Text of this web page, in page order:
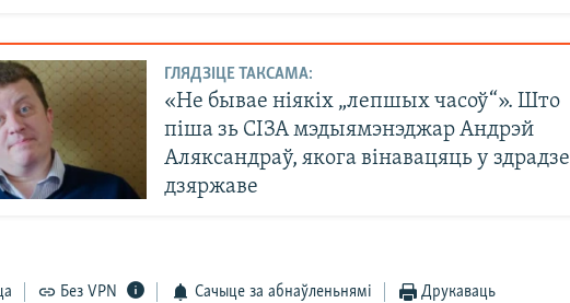
ГЛЯДЗІЦЕ ТАКСАМА:
«Не бывае ніякіх „лепшых часоў“». Што
піша зь СІЗА мэдыямэнэджар Андрэй
Аляксандраў, якога вінавацяць у здрадзе
дзяржаве
Без VPN Сачыце за абнаўленьнямі Друкаваць